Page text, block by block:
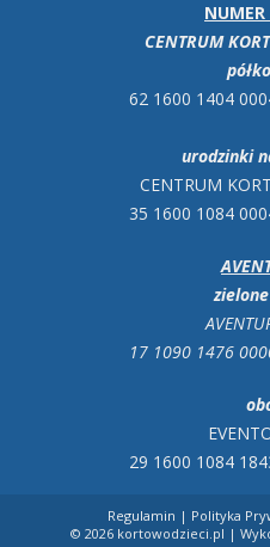
CENTRUM
62 1600 1404
urodzinki
CENTRUM
35 1600 1084
17 1090 1476
29 1600 1084
Regulamin | Polityka
© 2026 kortowodzieci.pl |